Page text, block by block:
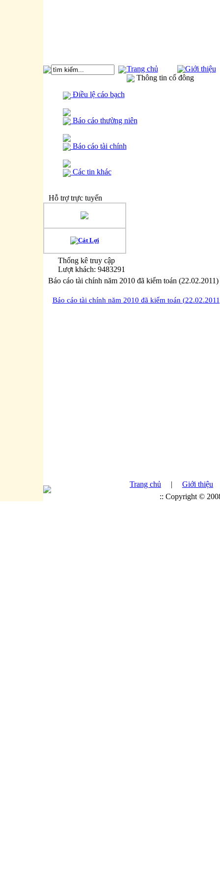
Trang chủ
Giới thiệu
Thông tin cổ đông
Điều lệ cáo bạch
Báo cáo thường niên
Báo cáo tài chính
Các tin khác
Hỗ trợ trực tuyến
Thống kê truy cập
Lượt khách: 9483291
Báo cáo tài chính năm 2010 đã kiểm toán (22.02.2011)
Báo cáo tài chính năm 2010 đã kiểm toán
Trang chủ | Giới thiệu
:: Copyright ©